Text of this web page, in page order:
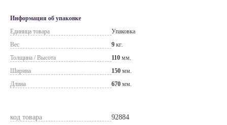
Информация об упаковке
Единица товара
Упаковка
Вес
9 кг.
Толщина / Высота
110 мм.
Ширина
150 мм.
Длина
670 мм.
код товара 92884